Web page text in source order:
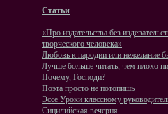
Статьи
«Про издательства без
творческого человека»
Любовь к пародии или нежелание
Лучше больше читать, чем плохо
Почему, Господи?
Поэта просто не потопишь
Эссе Уроки классному
Сицилийская вечерня